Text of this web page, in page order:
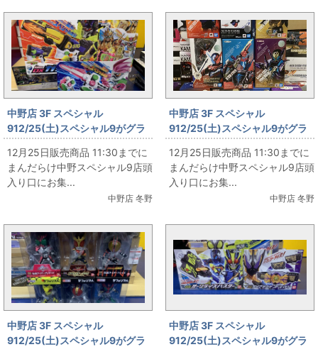
中野店 3F スペシャル
912/25(土)スペシャル9がグラ
ンドオープン‼ その7
12月25日販売商品 11:30までに
まんだらけ中野スペシャル9店頭
入り口にお集...
中野店 冬野
中野店 3F スペシャル
912/25(土)スペシャル9がグラ
ンドオープン‼ その6
12月25日販売商品 11:30までに
まんだらけ中野スペシャル9店頭
入り口にお集...
中野店 冬野
中野店 3F スペシャル
912/25(土)スペシャル9がグラ
中野店 3F スペシャル
912/25(土)スペシャル9がグラ